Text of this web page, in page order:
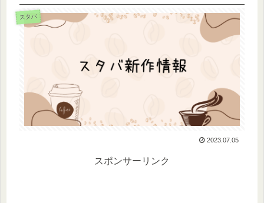
スタバ
2023.07.05
スポンサーリンク